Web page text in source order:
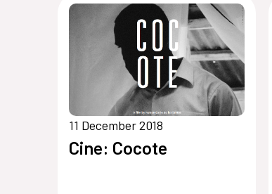
11 December 2018
Cine: Cocote